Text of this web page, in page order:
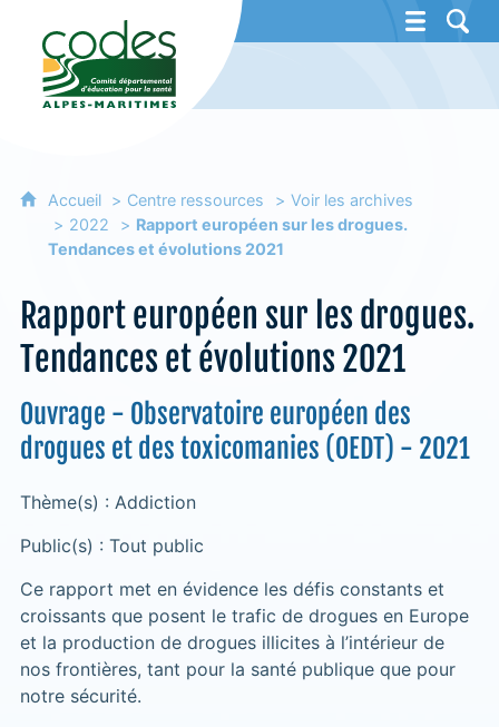
CoDES 06 - Comité départemental
Accueil Centre ressources
Voir les archives
2022
Rapport européen sur les drogues.
Tendances et évolutions 2021
Rapport européen sur les drogues.
Tendances et évolutions 2021
Ouvrage - Observatoire européen des
drogues et des toxicomanies (OEDT) - 2021
Thème(s) : Addiction
Public(s) : Tout public
Ce rapport met en évidence les défis constants et
croissants que posent le trafic de drogues en Europe
et la production de drogues illicites à l’intérieur de
nos frontières, tant pour la santé publique que pour
notre sécurité.